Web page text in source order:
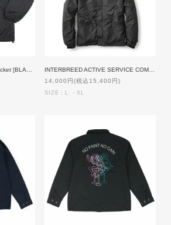
INTERBREED ACTIVE SERVICE COMFORTABLE COACH [BLACK]
14,000円(税込15,400円)
SIZE：L ・XL